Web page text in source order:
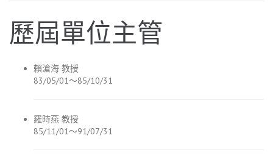
歷屆單位主管
賴滄海 教授
83/05/01～85/10/31
羅時燕 教授
85/11/01～91/07/31